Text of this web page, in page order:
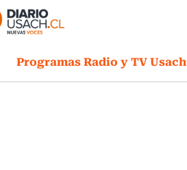
Programas Radio y TV Usach